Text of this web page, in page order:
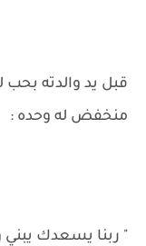
قبل يد والدته
منخفض له وحده :
" ربنا يسعدك